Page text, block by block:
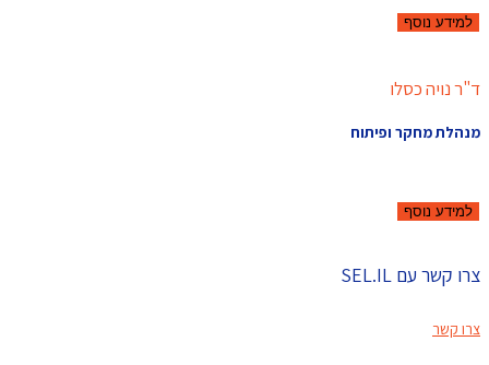
למידע נוסף
ד"ר נויה כסלו
מנהלת מחקר ופיתוח
למידע נוסף
צרו קשר עם SEL.IL
צרו קשר